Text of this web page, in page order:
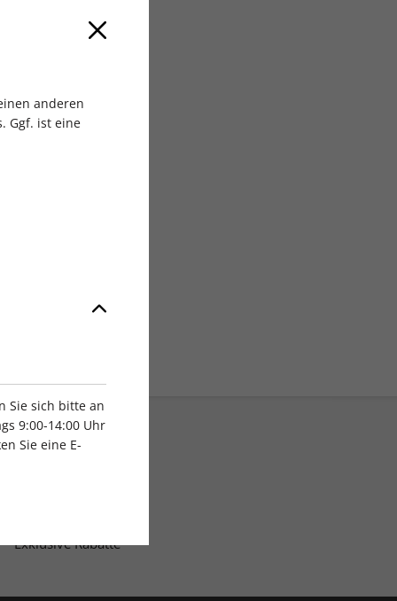
Exklusive Rabatte
anderen
Ggf. ist eine
Sie sich bitte an
9:00-14:00 Uhr
Sie eine E-